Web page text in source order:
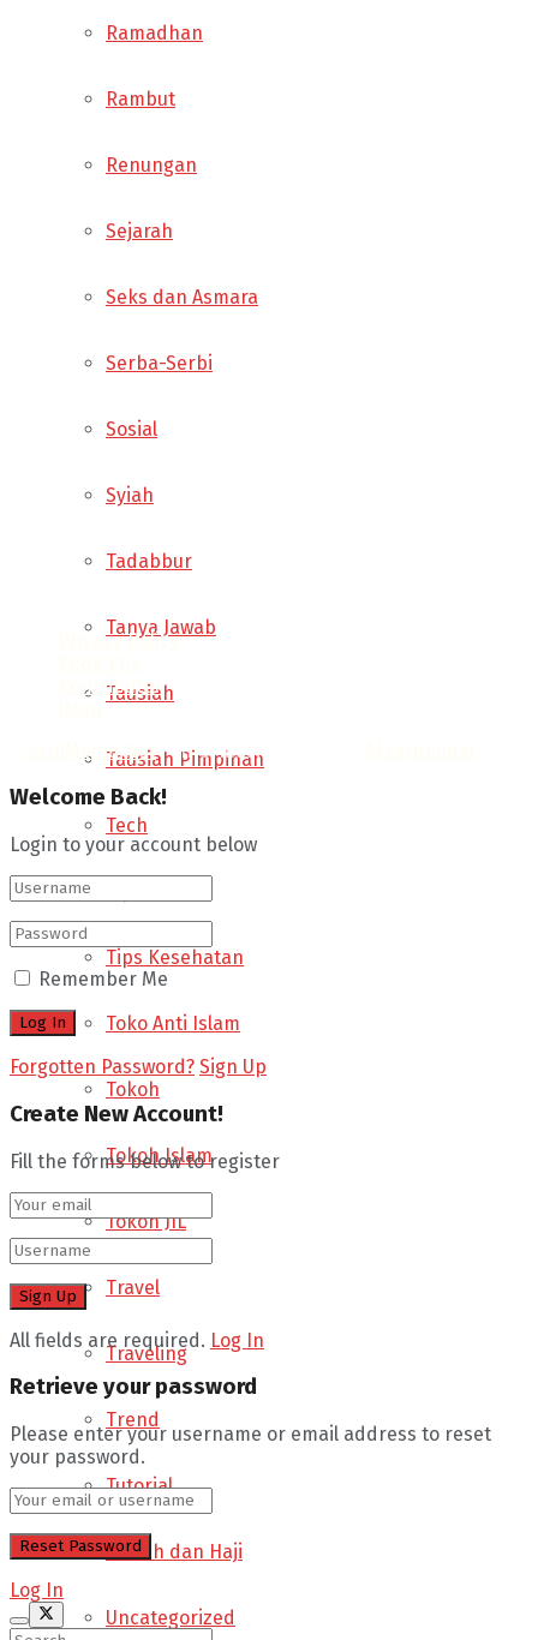
Ramadhan
Rambut
Renungan
Sejarah
Seks dan Asmara
Serba-Serbi
Sosial
Syiah
Tadabbur
Tanya Jawab
Tausiah
Tausiah Pimpinan
Tech
Tips Kesehatan
Toko Anti Islam
Tokoh
Tokoh Islam
Tokoh JIL
Travel
Traveling
Trend
Tutorial
Umrah dan Haji
Uncategorized
Privacy Policy
Kontributor
SatuMedia.Net- Informasi & Opini by.
Welcome Back!
Login to your account below
Remember Me
Forgotten Password? Sign Up
Create New Account!
Fill the forms below to register
All fields are required. Log In
Retrieve your password
Please enter your username or email address to reset
your password.
Log In